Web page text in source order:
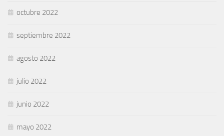
octubre 2022
septiembre 2022
agosto 2022
julio 2022
junio 2022
mayo 2022